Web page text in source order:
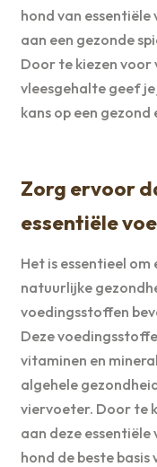
hond van
aan een gezonde
Door te kiezen voor
vleesgehalte geef
kans op een gezond
Zorg ervoor
essentiële
Het is essentieel
natuurlijke
voedingsstoffen
Deze
vitaminen en
algehele
viervoeter. Door te
aan deze
hond de beste basis